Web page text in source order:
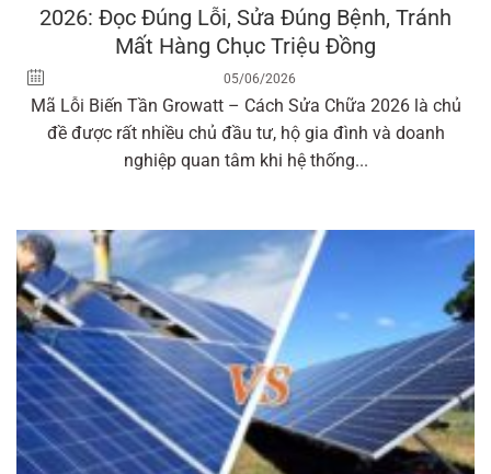
2026: Đọc Đúng Lỗi, Sửa Đúng Bệnh, Tránh
Mất Hàng Chục Triệu Đồng
05/06/2026
Mã Lỗi Biến Tần Growatt – Cách Sửa Chữa 2026 là chủ
đề được rất nhiều chủ đầu tư, hộ gia đình và doanh
nghiệp quan tâm khi hệ thống...